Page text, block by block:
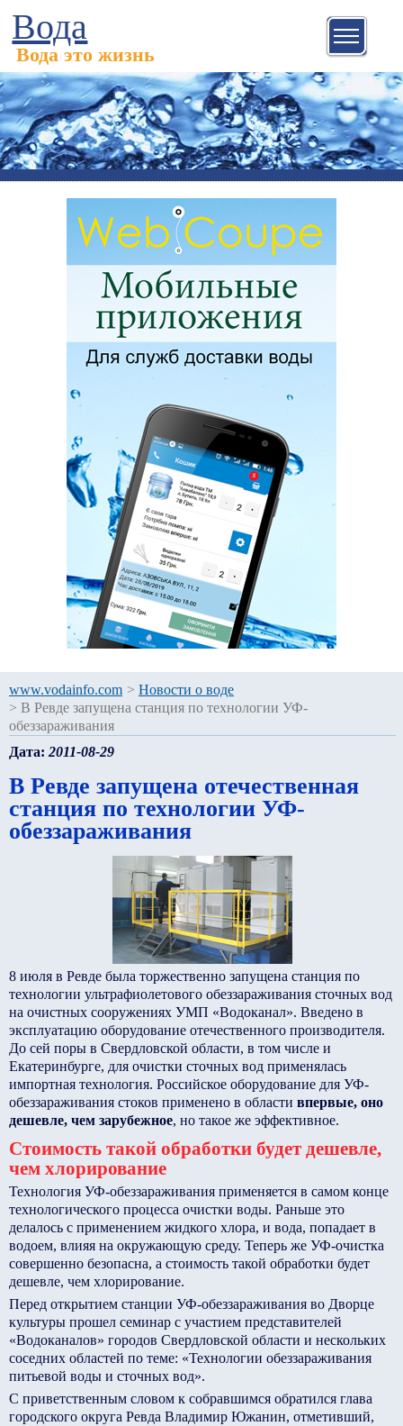
Вода
Вода это жизнь
www.vodainfo.com > Новости о воде
> В Ревде запущена станция по технологии УФ-
обеззараживания
Дата: 2011-08-29
В Ревде запущена отечественная
станция по технологии УФ-
обеззараживания
8 июля в Ревде была торжественно запущена станция по
технологии ультрафиолетового обеззараживания сточных вод
на очистных сооружениях УМП «Водоканал». Введено в
эксплуатацию оборудование отечественного производителя.
До сей поры в Свердловской области, в том числе и
Екатеринбурге, для очистки сточных вод применялась
импортная технология. Российское оборудование для УФ-
обеззараживания стоков применено в области впервые, оно
дешевле, чем зарубежное, но такое же эффективное.
Стоимость такой обработки будет дешевле,
чем хлорирование
Технология УФ-обеззараживания применяется в самом конце
технологического процесса очистки воды. Раньше это
делалось с применением жидкого хлора, и вода, попадает в
водоем, влияя на окружающую среду. Теперь же УФ-очистка
совершенно безопасна, а стоимость такой обработки будет
дешевле, чем хлорирование.
Перед открытием станции УФ-обеззараживания во Дворце
культуры прошел семинар с участием представителей
«Водоканалов» городов Свердловской области и нескольких
соседних областей по теме: «Технологии обеззараживания
питьевой воды и сточных вод».
С приветственным словом к собравшимся обратился глава
городского округа Ревда Владимир Южанин, отметивший,